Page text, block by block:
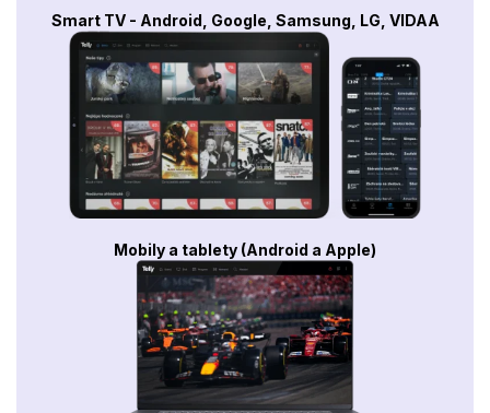
Smart TV - Android, Google, Samsung, LG, VIDAA
Mobily a tablety (Android a Apple)